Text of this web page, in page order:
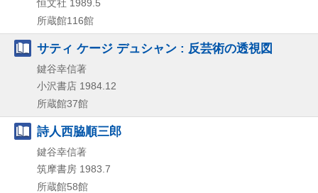
恒文社 1989.5
所蔵館116館
サティ ケージ デュシャン : 反芸術の透視図
鍵谷幸信著
小沢書店 1984.12
所蔵館37館
詩人西脇順三郎
鍵谷幸信著
筑摩書房 1983.7
所蔵館58館